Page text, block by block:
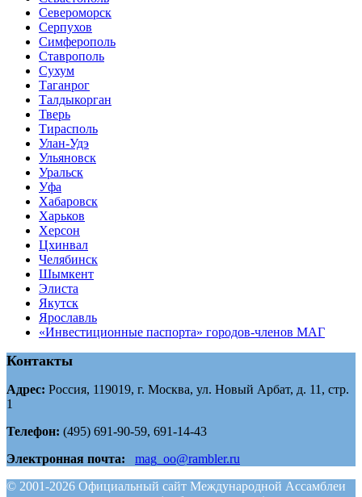
Североморск
Серпухов
Симферополь
Ставрополь
Сухум
Таганрог
Tалдыкорган
Тверь
Тирасполь
Улан-Удэ
Ульяновск
Уральск
Уфа
Хабаровск
Харьков
Херсон
Цхинвал
Челябинск
Шымкент
Элиста
Якутск
Ярославль
«Инвестиционные паспорта» городов-членов МАГ
Контакты
Адрес: Россия, 119019, г. Москва, ул. Новый Арбат, д. 11, стр.
1
Телефон: (495) 691-90-59, 691-14-43
Электронная почта:
mag_oo@rambler.ru
© 2001-2026 Официальный сайт Международной Ассамблеи